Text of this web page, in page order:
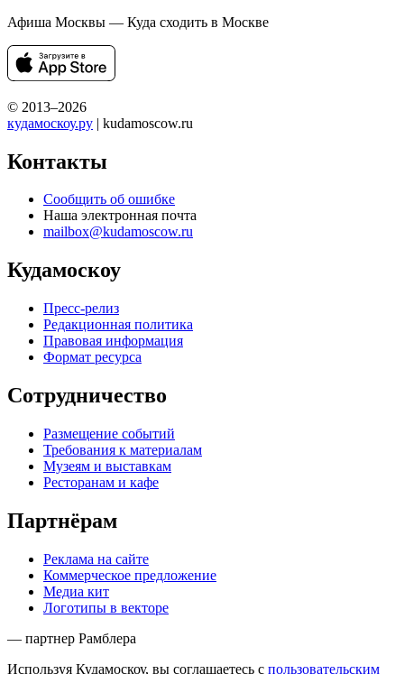
Афиша Москвы — Куда сходить в Москве
© 2013–2026
кудамоскоу.ру | kudamoscow.ru
Контакты
Сообщить об ошибке
Наша электронная почта
mailbox@kudamoscow.ru
Кудамоскоу
Пресс-релиз
Редакционная политика
Правовая информация
Формат ресурса
Сотрудничество
Размещение событий
Требования к материалам
Музеям и выставкам
Ресторанам и кафе
Партнёрам
Реклама на сайте
Коммерческое предложение
Медиа кит
Логотипы в векторе
— партнер Рамблера
Используя Кудамоскоу, вы соглашаетесь с пользовательским